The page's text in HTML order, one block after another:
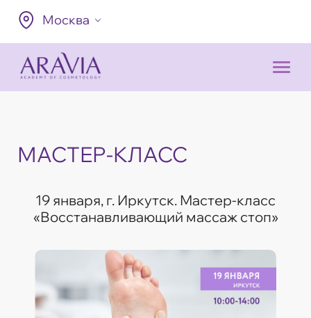
Москва
МАСТЕР-КЛАСС
19 января, г. Иркутск. Мастер-класс
«Восстанавливающий массаж стоп»